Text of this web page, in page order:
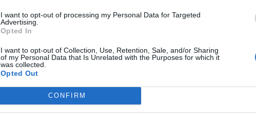
I want to opt-out of processing my Personal Data for Targeted
Advertising.
Opted In
I want to opt-out of Collection, Use, Retention, Sale, and/or Sharing
of my Personal Data that Is Unrelated with the Purposes for which it
was collected.
Opted Out
CONFIRM